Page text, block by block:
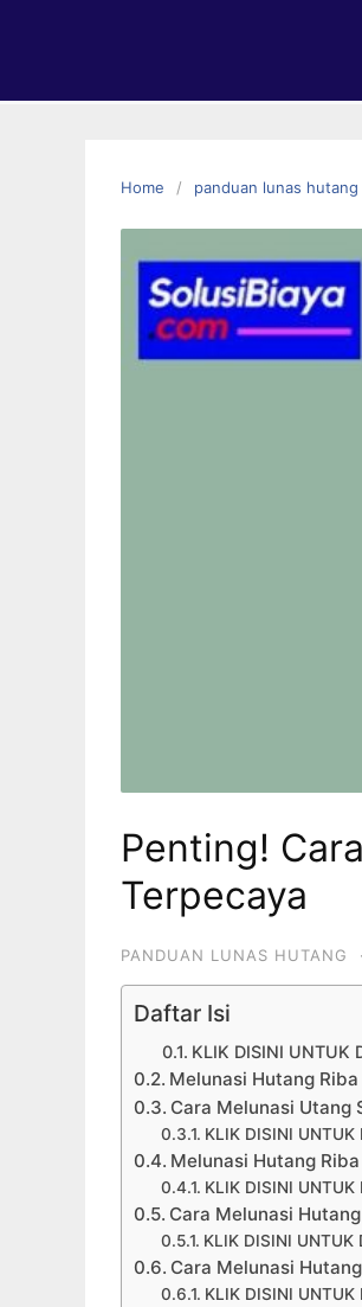
Home panduan lunas hutang
Penting!
Terpecaya
PANDUAN LUNAS HUTANG ·
Daftar Isi
KLIK DISINI UNTUK
Melunasi Hutang
Cara Melunasi Utang
KLIK DISINI
Melunasi Hutang
KLIK DISINI
Cara Melunasi
KLIK DISINI UNTUK
Cara Melunasi
KLIK DISINI